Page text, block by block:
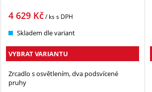
4 629Kč/ kss DPH
Skladem dle variant
VYBRAT VARIANTU
Zrcadlo s osvětlením, dva podsvícené
pruhy